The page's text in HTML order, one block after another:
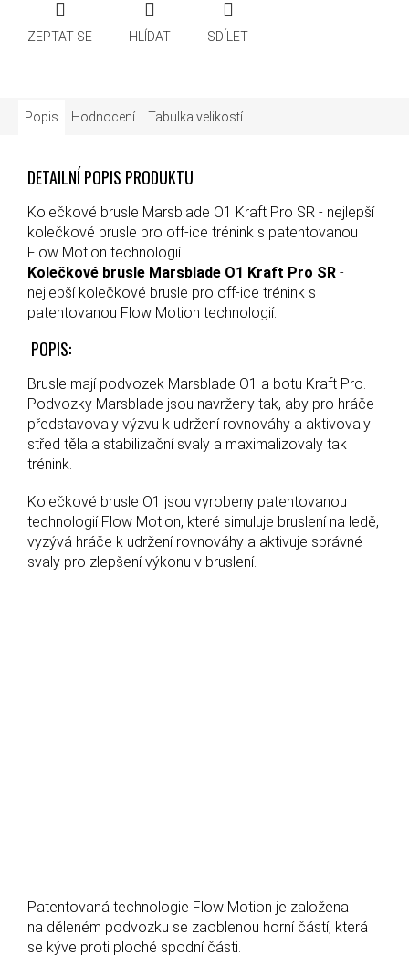
ZEPTAT SE HLÍDAT SDÍLET
Popis Hodnocení Tabulka velikostí
DETAILNÍ POPIS PRODUKTU
Kolečkové brusle Marsblade O1 Kraft Pro SR - nejlepší
kolečkové brusle pro off-ice trénink s patentovanou
Flow Motion technologií.
Kolečkové brusle Marsblade O1 Kraft Pro SR -
nejlepší kolečkové brusle pro off-ice trénink s
patentovanou Flow Motion technologií.
POPIS:
Brusle mají podvozek Marsblade O1 a botu Kraft Pro.
Podvozky Marsblade jsou navrženy tak, aby pro hráče
představovaly výzvu k udržení rovnováhy a aktivovaly
střed těla a stabilizační svaly a maximalizovaly tak
trénink.
Kolečkové brusle O1 jsou vyrobeny patentovanou
technologií Flow Motion, které simuluje bruslení na ledě,
vyzývá hráče k udržení rovnováhy a aktivuje správné
svaly pro zlepšení výkonu v bruslení.
Patentovaná technologie Flow Motion je založena
na děleném podvozku se zaoblenou horní částí, která
se kýve proti ploché spodní části.